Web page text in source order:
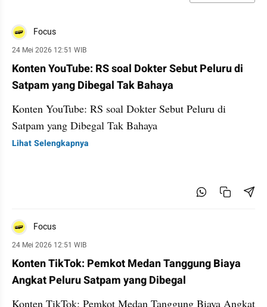
Focus
24 Mei 2026 12:51 WIB
Konten YouTube: RS soal Dokter Sebut Peluru di
Satpam yang Dibegal Tak Bahaya
Konten YouTube: RS soal Dokter Sebut Peluru di
Satpam yang Dibegal Tak Bahaya
Lihat Selengkapnya
Focus
24 Mei 2026 12:51 WIB
Konten TikTok: Pemkot Medan Tanggung Biaya
Angkat Peluru Satpam yang Dibegal
Konten TikTok: Pemkot Medan Tanggung Biaya Angkat